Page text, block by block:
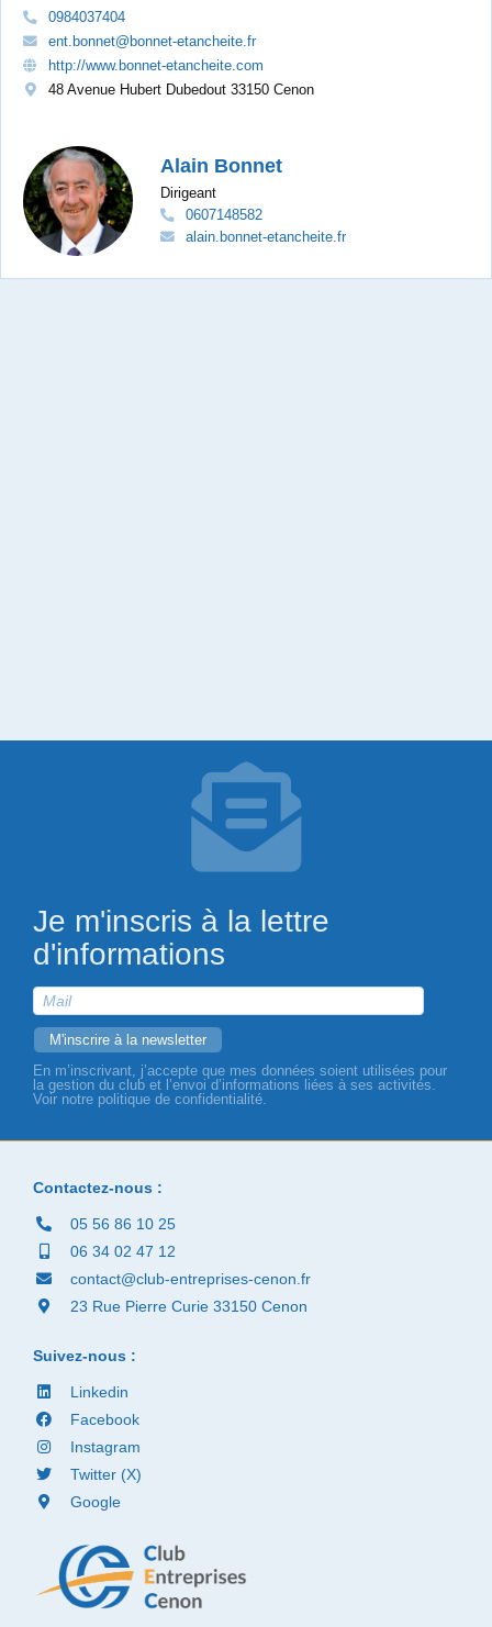
0984037404
ent.bonnet@bonnet-etancheite.fr
http://www.bonnet-etancheite.com
48 Avenue Hubert Dubedout 33150 Cenon
Alain Bonnet
Dirigeant
0607148582
alain.bonnet-etancheite.fr
Je m'inscris à la lettre
d'informations
En m’inscrivant, j’accepte que mes données soient utilisées pour
la gestion du club et l’envoi d’informations liées à ses activités.
Voir notre politique de confidentialité.
Contactez-nous :
05 56 86 10 25
06 34 02 47 12
contact@club-entreprises-cenon.fr
23 Rue Pierre Curie 33150 Cenon
Suivez-nous :
Linkedin
Facebook
Instagram
Twitter (X)
Google